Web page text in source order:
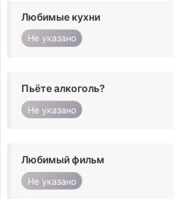
Любимые кухни
Не указано
Пьёте алкоголь?
Не указано
Любимый фильм
Не указано